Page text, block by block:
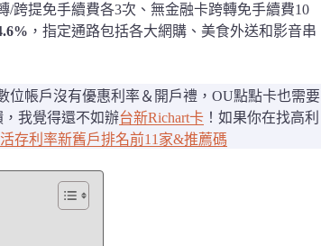
/跨提免手續費各3次、無金融卡跨轉免手續費10
，指定通路包括各大網購、美食外送和影音串
帳戶沒有優惠利率＆開戶禮，OU點點卡也需要
我覺得還不如辦台新Richart卡 ！如果你在找高利
活存利率新舊戶排名前11家&推薦碼